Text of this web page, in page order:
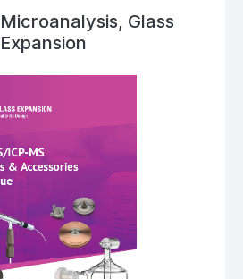
Glass
Expansion